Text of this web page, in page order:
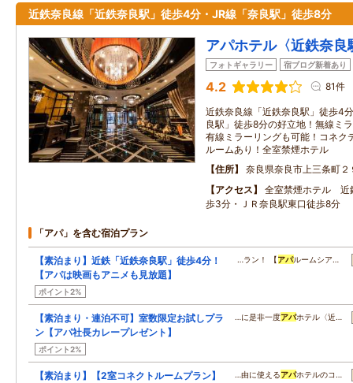
近鉄奈良線「近鉄奈良駅」徒歩4分・JR線「奈良駅」徒歩8分
アパホテル〈近鉄奈良
フォトギャラリー 宿ブログ新着あり
4.2 81件
近鉄奈良線「近鉄奈良駅」徒歩4
良駅」徒歩8分の好立地！無線ミ
有線ミラーリングも可能！コネク
ルームあり！全室禁煙ホテル
住所
奈良県奈良市上三条町２
アクセス
全室禁煙ホテル 近
歩3分・ＪＲ奈良駅東口徒歩8分
「アパ」を含む宿泊プラン
【素泊まり】近鉄「近鉄奈良駅」徒歩4分！
【アパは映画もアニメも見放題】
ポイント2%
…ラン！ 【アパルームシア…
【素泊まり・連泊不可】室数限定お試しプラ
ン【アパ社長カレープレゼント】
ポイント2%
…に是非一度アパホテル〈近…
【素泊まり】【2室コネクトルームプラン】
…由に使えるアパホテルのコ…